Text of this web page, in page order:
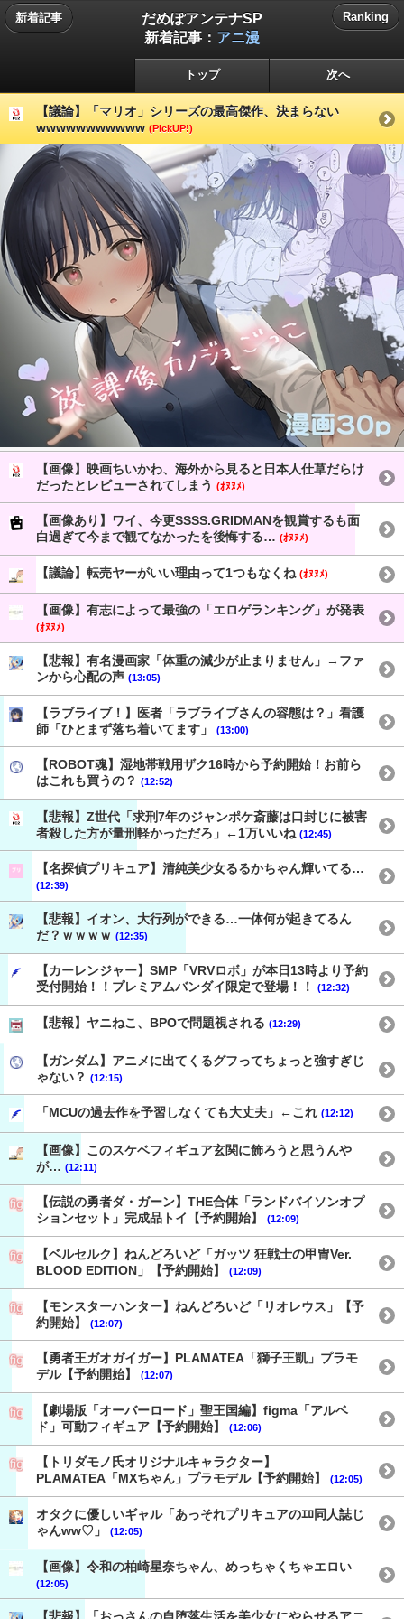
新着記事
だめぽアンテナSP
新着記事： アニ漫
Ranking
トップ 次へ
【議論】「マリオ」シリーズの最高傑作、決まらない
wwwwwwwwwww (PickUP!)
【画像】映画ちいかわ、海外から見ると日本人仕草だらけ
だったとレビューされてしまう (ｵﾇﾇﾒ)
【画像あり】ワイ、今更SSSS.GRIDMANを観賞するも面
白過ぎて今まで観てなかったを後悔する… (ｵﾇﾇﾒ)
【議論】転売ヤーがいい理由って1つもなくね (ｵﾇﾇﾒ)
【画像】有志によって最強の「エロゲランキング」が発表
(ｵﾇﾇﾒ)
【悲報】有名漫画家「体重の減少が止まりません」→ファ
ンから心配の声 (13:05)
【ラブライブ！】医者「ラブライブさんの容態は？」看護
師「ひとまず落ち着いてます」
(13:00)
【ROBOT魂】湿地帯戦用ザク16時から予約開始！お前ら
はこれも買うの？ (12:52)
【悲報】Z世代「求刑7年のジャンポケ斎藤は口封じに被害
者殺した方が量刑軽かっただろ」←1万いいね (12:45)
【名探偵プリキュア】清純美少女るるかちゃん輝いてる…
(12:39)
【悲報】イオン、大行列ができる…一体何が起きてるん
だ？ｗｗｗｗ (12:35)
【カーレンジャー】SMP「VRVロボ」が本日13時より予約
受付開始！！プレミアムバンダイ限定で登場！！
(12:32)
【悲報】ヤニねこ、BPOで問題視される (12:29)
【ガンダム】アニメに出てくるグフってちょっと強すぎじ
ゃない？ (12:15)
「MCUの過去作を予習しなくても大丈夫」←これ (12:12)
【画像】このスケベフィギュア玄関に飾ろうと思うんや
が… (12:11)
【伝説の勇者ダ・ガーン】THE合体「ランドバイソンオプ
ションセット」完成品トイ【予約開始】
(12:09)
【ベルセルク】ねんどろいど「ガッツ 狂戦士の甲冑Ver.
BLOOD EDITION」【予約開始】
(12:09)
【モンスターハンター】ねんどろいど「リオレウス」【予
約開始】
(12:07)
【勇者王ガオガイガー】PLAMATEA「獅子王凱」プラモ
デル【予約開始】
(12:07)
【劇場版「オーバーロード」聖王国編】figma「アルベ
ド」可動フィギュア【予約開始】
(12:06)
【トリダモノ氏オリジナルキャラクター】
PLAMATEA「MXちゃん」プラモデル【予約開始】
(12:05)
オタクに優しいギャル「あっそれプリキュアのｴﾛ同人誌じ
ゃんww♡」
(12:05)
【画像】令和の柏崎星奈ちゃん、めっちゃくちゃエロい
(12:05)